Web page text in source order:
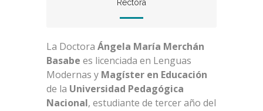
Rectora
La Doctora Ángela María Merchán
Basabe es licenciada en Lenguas
Modernas y Magíster en Educación
de la Universidad Pedagógica
Nacional, estudiante de tercer año del